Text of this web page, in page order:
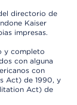
directorio de
Kaiser
impresas.
y completo
con alguna
con
Act) de 1990, y
Act) de